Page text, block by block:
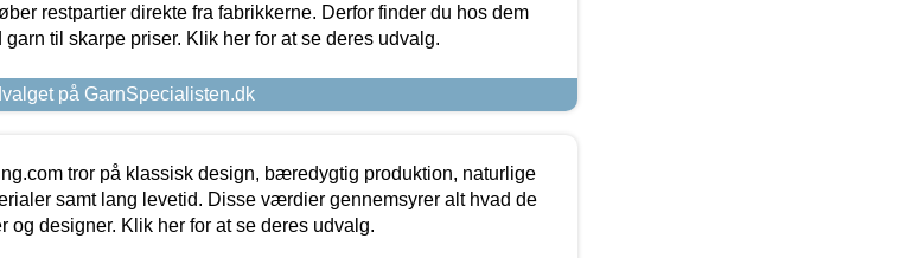
restpartier direkte fra fabrikkerne. Derfor finder du hos dem
garn til skarpe priser. Klik her for at se deres udvalg.
på GarnSpecialisten.dk
tror på klassisk design, bæredygtig produktion, naturlige
samt lang levetid. Disse værdier gennemsyrer alt hvad de
og designer. Klik her for at se deres udvalg.